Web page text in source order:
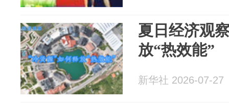
夏日经济观
放“热效能”
新华社 2026-07-27